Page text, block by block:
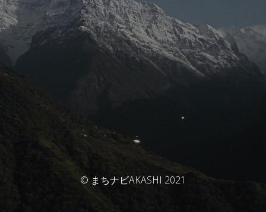
© まちナビAKASHI 2021